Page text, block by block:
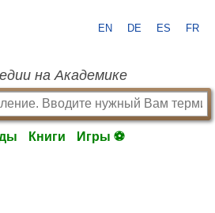
EN DE ES FR
на Академике
Книги Игры ⚽